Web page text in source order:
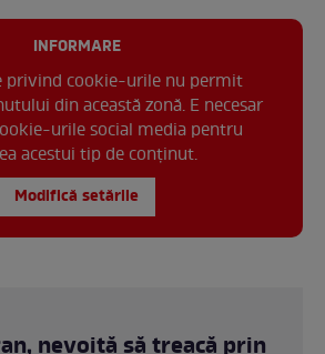
INFORMARE
privind cookie-urile nu permit
din această zonă. E necesar
urile social media pentru
acestui tip de conținut.
Modifică setările